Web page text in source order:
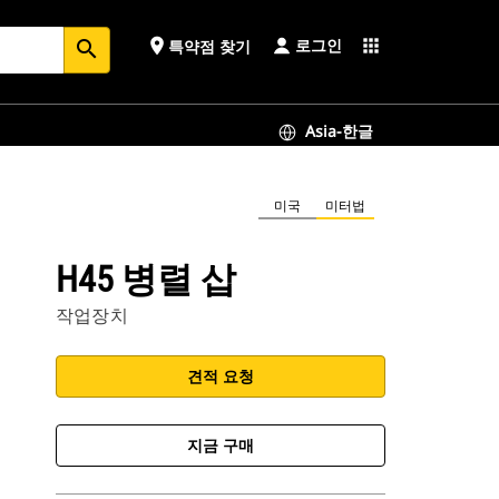
search place 특약점 찾기 로그인 apps
Asia-한글
미국 미터법
H45 병렬 삽
작업장치
견적 요청
지금 구매